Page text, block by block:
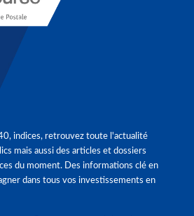
indices, retrouvez toute l'actualité
mais aussi des articles et dossiers
du moment. Des informations clé en
dans tous vos investissements en